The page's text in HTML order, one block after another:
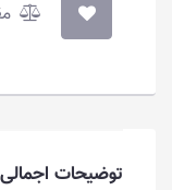
توضیحات اجمالی